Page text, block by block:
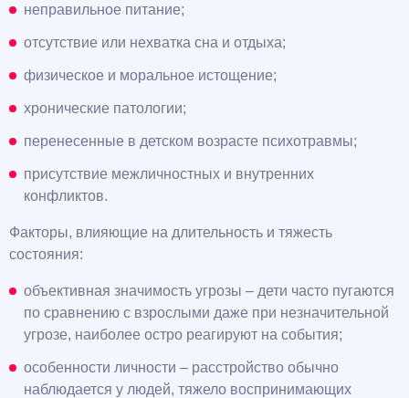
неправильное питание;
отсутствие или нехватка сна и отдыха;
физическое и моральное истощение;
хронические патологии;
перенесенные в детском возрасте психотравмы;
присутствие межличностных и внутренних
конфликтов.
Факторы, влияющие на длительность и тяжесть
состояния:
объективная значимость угрозы – дети часто пугаются
по сравнению с взрослыми даже при незначительной
угрозе, наиболее остро реагируют на события;
особенности личности – расстройство обычно
наблюдается у людей, тяжело воспринимающих